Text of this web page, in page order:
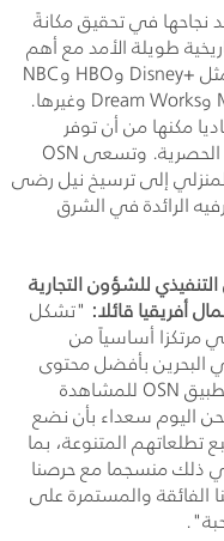
نجاحها في تحقيق مكانةً
طويلة الأمد مع أهم
+
DisneyوHBOوNBC
وDream Worksوغيرها.
مكنها من أن توفر
الحصرية. وتسعىOSN
إلى ترسيخ نيل رضى
الرائدة في الشرق
للشؤون التجارية
قائلا: "تشكل
مرتكزا أساسياً من
البحرين بأفضل محتوى
OSNللمشاهدة
اليوم سعداء بأن نضع
تطلعاتهم المتنوعة، بما
ذلك منسجما مع حرصنا
الفائقة والمستمرة على